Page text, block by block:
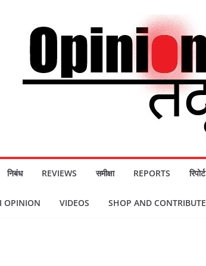
निबंध REVIEWS समीक्षा REPORTS रिपोर्ट
OPINION VIDEOS SHOP AND CONTRIBUTE